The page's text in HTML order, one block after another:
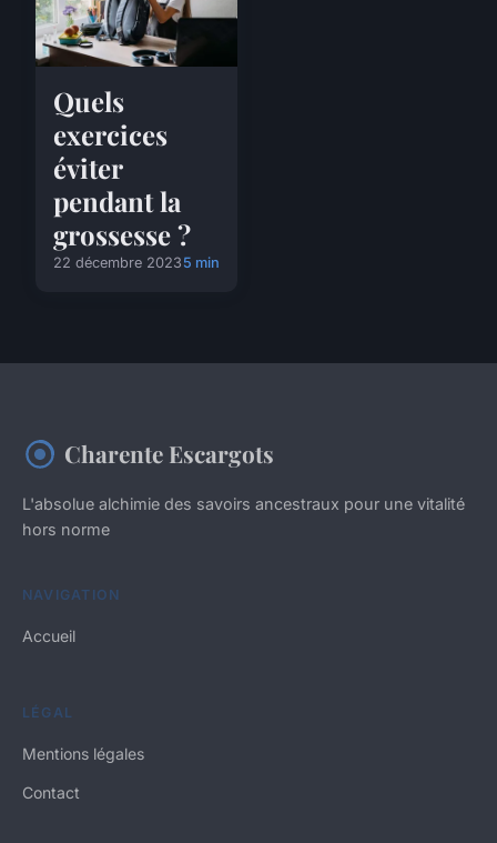
Quels
exercices
éviter
pendant la
grossesse ?
22 décembre 2023 5 min
Charente Escargots
L'absolue alchimie des savoirs ancestraux pour une vitalité
hors norme
NAVIGATION
Accueil
LÉGAL
Mentions légales
Contact